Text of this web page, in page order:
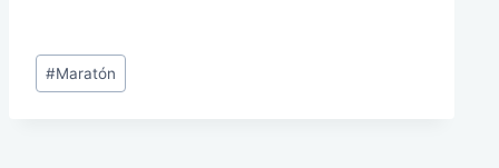
Etiquetas
de
#Maratón